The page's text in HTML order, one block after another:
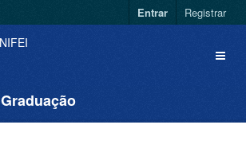
Entrar Registrar
Graduação